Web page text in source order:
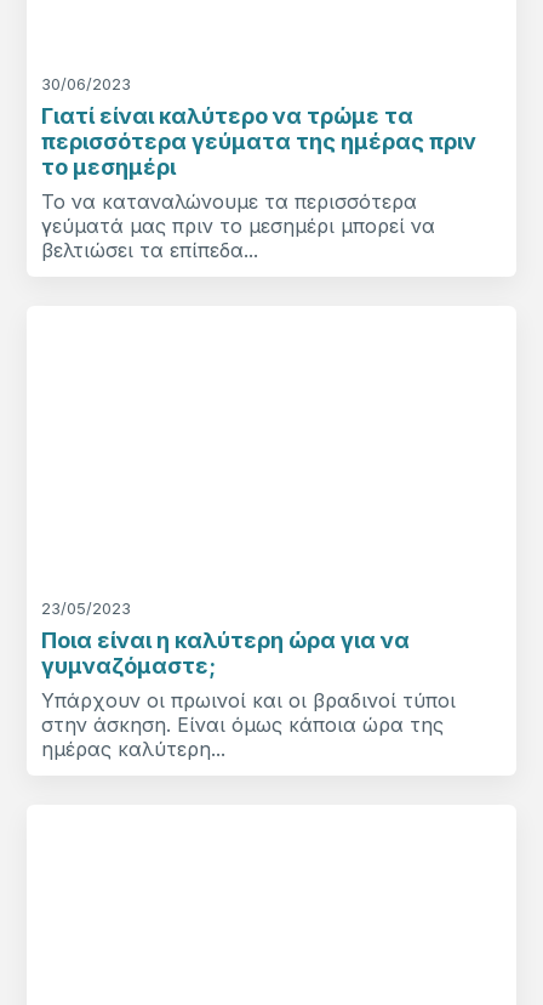
30/06/2023
Γιατί είναι καλύτερο να τρώμε τα
περισσότερα γεύματα της ημέρας πριν
το μεσημέρι
Το να καταναλώνουμε τα περισσότερα
γεύματά μας πριν το μεσημέρι μπορεί να
βελτιώσει τα επίπεδα...
23/05/2023
Ποια είναι η καλύτερη ώρα για να
γυμναζόμαστε;
Υπάρχουν οι πρωινοί και οι βραδινοί τύποι
στην άσκηση. Είναι όμως κάποια ώρα της
ημέρας καλύτερη...